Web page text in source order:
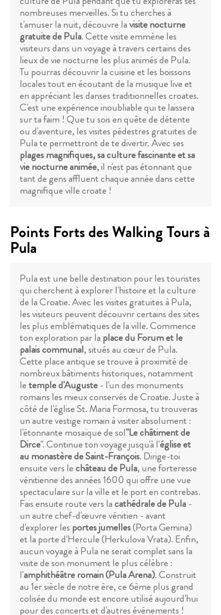
nombreuses merveilles. Si tu cherches à
t'amuser la nuit, découvre lavisite nocturne
gratuite de Pula. Cette visite emmène les
visiteurs dans un voyage à travers certains des
lieux de vie nocturne les plus animés de Pula.
Tu pourras découvrir la cuisine et les boissons
locales tout en écoutant de la musique live et
en appréciant les danses traditionnelles croates.
C'est une expérience inoubliable qui te laissera
sur ta faim ! Que tu sois en quête de détente
ou d'aventure, les visites pédestres gratuites de
Pula te permettront de te divertir. Avec ses
plages magnifiques, sa culture fascinante et sa
vie nocturne animée, il n'est pas étonnant que
tant de gens affluent chaque année dans cette
magnifique ville croate !
Points Forts des Walking Tours à
Pula
Pula est une belle destination pour les touristes
qui cherchent à explorer l'histoire et la culture
de la Croatie. Avec les visites gratuites à Pula,
les visiteurs peuvent découvrir certains des sites
les plus emblématiques de la ville. Commence
ton exploration par la place du Forum et le
palais communal, situés au cœur de Pula.
Cette place antique se trouve à proximité de
nombreux bâtiments historiques, notamment
letemple d'Auguste - l'un des monuments
romains les mieux conservés de Croatie. Juste à
côté de l'église St. Maria Formosa, tu trouveras
un autre vestige romain à visiter absolument :
l'étonnante mosaïque de sol"Le châtiment de
Dirce". Continue ton voyage jusqu'à l'église et
au monastère de Saint-François. Dirige-toi
ensuite vers lechâteau de Pula, une forteresse
vénitienne des années 1600 qui offre une vue
spectaculaire sur la ville et le port en contrebas.
Fais ensuite route vers lacathédrale de Pula -
un autre chef-d'œuvre vénitien - avant
d'explorer les portes jumelles(Porta Gemina)
et la porte d'Hercule (Herkulova Vrata). Enfin,
aucun voyage à Pula ne serait complet sans la
visite de son monument le plus célèbre :
l'amphithéâtre romain (Pula Arena). Construit
au 1er siècle de notre ère, ce 6ème plus grand
colisée du monde est encore utilisé aujourd'hui
pour des concerts et d'autres événements !